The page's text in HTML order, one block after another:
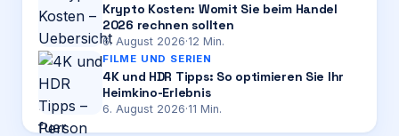
Krypto Kosten: Womit Sie beim Handel
2026 rechnen sollten
6. August 2026·12 Min.
FILME UND SERIEN
4K und HDR Tipps: So optimieren Sie Ihr
Heimkino-Erlebnis
6. August 2026·11 Min.